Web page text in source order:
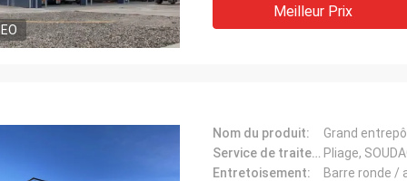
Meilleur Prix
Nom du produit:
Service de traitement: Pliage,
Entretoisement:
Barre ronde /